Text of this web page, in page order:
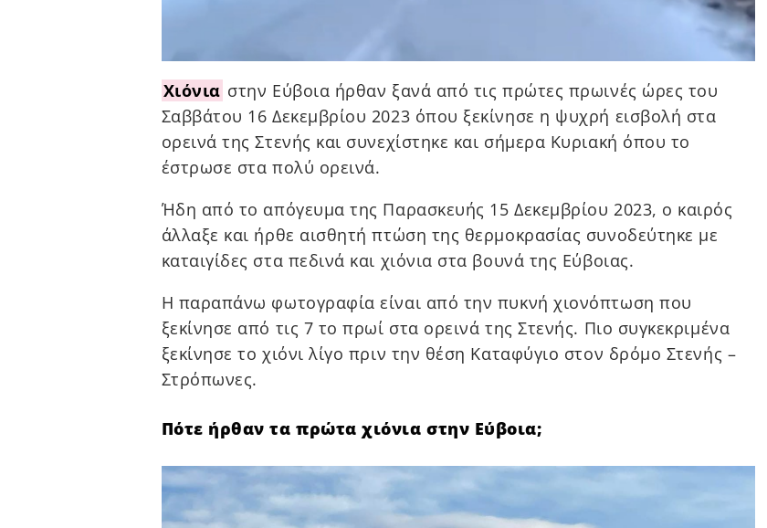
Χιόνια στην Εύβοια ήρθαν ξανά από τις πρώτες πρωινές ώρες του
Σαββάτου 16 Δεκεμβρίου 2023 όπου ξεκίνησε η ψυχρή εισβολή στα
ορεινά της Στενής και συνεχίστηκε και σήμερα Κυριακή όπου το
έστρωσε στα πολύ ορεινά.
Ήδη από το απόγευμα της Παρασκευής 15 Δεκεμβρίου 2023, ο καιρός
άλλαξε και ήρθε αισθητή πτώση της θερμοκρασίας συνοδεύτηκε με
καταιγίδες στα πεδινά και χιόνια στα βουνά της Εύβοιας.
Η παραπάνω φωτογραφία είναι από την πυκνή χιονόπτωση που
ξεκίνησε από τις 7 το πρωί στα ορεινά της Στενής. Πιο συγκεκριμένα
ξεκίνησε το χιόνι λίγο πριν την θέση Καταφύγιο στον δρόμο Στενής –
Στρόπωνες.
Πότε ήρθαν τα πρώτα χιόνια στην Εύβοια;